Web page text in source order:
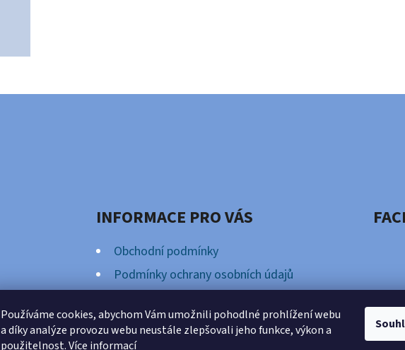
Používáme cookies, abychom Vám umožnili pohodlné prohlížení webu
a díky analýze provozu webu neustále zlepšovali jeho funkce, výkon a
použitelnost.Více informací
INFORMACE PRO VÁS
Obchodní podmínky
Podmínky ochrany osobních údajů